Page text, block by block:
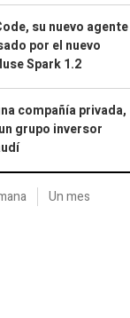
su nuevo agente
por el nuevo
Spark 1.2
compañía privada,
grupo inversor
Un mes